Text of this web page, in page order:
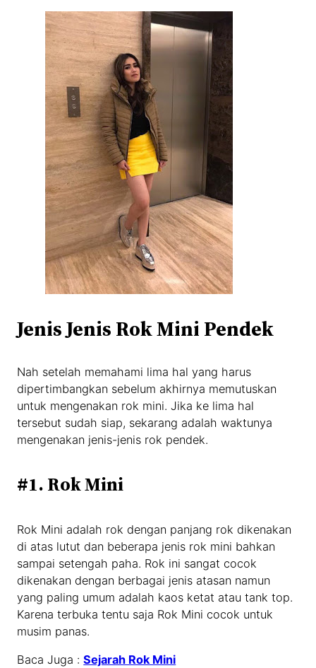
Jenis Jenis Rok Mini Pendek
Nah setelah memahami lima hal yang harus
dipertimbangkan sebelum akhirnya memutuskan
untuk mengenakan rok mini. Jika ke lima hal
tersebut sudah siap, sekarang adalah waktunya
mengenakan jenis-jenis rok pendek.
#1. Rok Mini
Rok Mini adalah rok dengan panjang rok dikenakan
di atas lutut dan beberapa jenis rok mini bahkan
sampai setengah paha. Rok ini sangat cocok
dikenakan dengan berbagai jenis atasan namun
yang paling umum adalah kaos ketat atau tank top.
Karena terbuka tentu saja Rok Mini cocok untuk
musim panas.
Baca Juga :Sejarah Rok Mini